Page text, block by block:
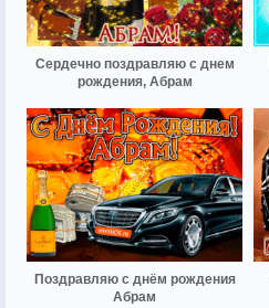
Сердечно поздравляю с днем
рождения, Абрам
Поздравляю с днём рождения
Абрам